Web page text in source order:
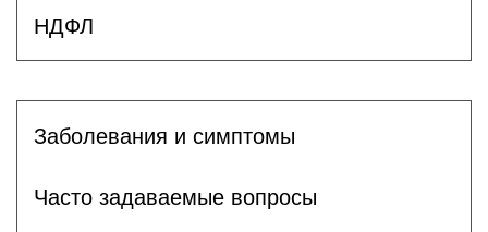
НДФЛ
Заболевания и симптомы
Часто задаваемые вопросы